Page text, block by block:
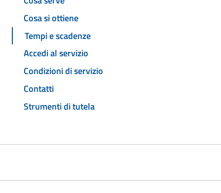
Cosa si ottiene
Tempi e scadenze
Accedi al servizio
Condizioni di servizio
Contatti
Strumenti di tutela